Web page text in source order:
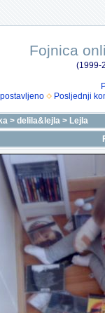
Fojnica
(1999-
Posljednji
> delila&lejla > Lejla